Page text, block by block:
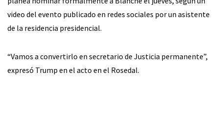
video del evento publicado en redes sociales por un asistente
de la residencia presidencial.
“Vamos a convertirlo en secretario de Justicia permanente”,
expresó Trump en el acto en el Rosedal.